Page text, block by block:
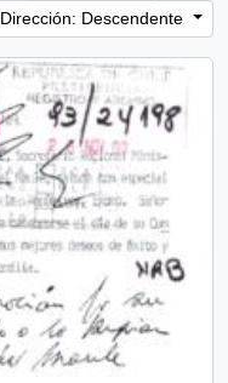
Dirección: Descendente